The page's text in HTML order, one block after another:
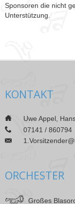
Sponsoren die nicht
Unterstützung.
KONTAKT
Uwe Appel,
07141 / 860794
ORCHESTER
Großes